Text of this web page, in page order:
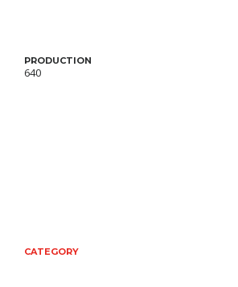
PRODUCTION
640
CATEGORY